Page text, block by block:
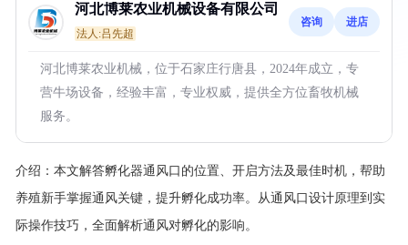
河北博莱农业机械设备有限公司
法人:吕先超
咨询 进店
河北博莱农业机械，位于石家庄行唐县，2024年成立，专
营牛场设备，经验丰富，专业权威，提供全方位畜牧机械
服务。
介绍： 本文解答孵化器通风口的位置、开启方法及最佳时机，帮助
养殖新手掌握通风关键，提升孵化成功率。从通风口设计原理到实
际操作技巧，全面解析通风对孵化的影响。